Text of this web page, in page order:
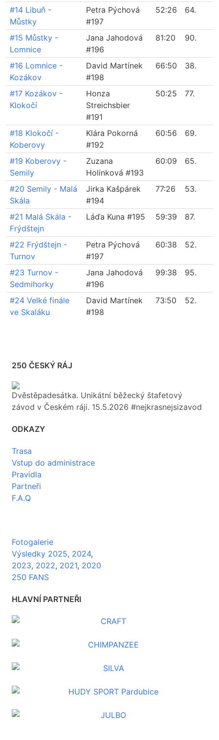
#14 Libuň -
Můstky
Petra Pýchová
#197
52:26 64.
#15 Můstky -
Lomnice
Jana Jahodová
#196
81:20 90.
#16 Lomnice -
Kozákov
David Martínek
#198
66:50 38.
#17 Kozákov -
Klokočí
Honza
Streichsbier
#191
50:25 77.
#18 Klokočí -
Koberovy
Klára Pokorná
#192
60:56 69.
#19 Koberovy -
Semily
Zuzana
Holinková #193
60:09 65.
#20 Semily - Malá
Skála
Jirka Kašpárek
#194
77:26 53.
#21 Malá Skála -
Frýdštejn
Láďa Kuna #195 59:39 87.
#22 Frýdštejn -
Turnov
Petra Pýchová
#197
60:38 52.
#23 Turnov -
Sedmihorky
Jana Jahodová
#196
99:38 95.
#24 Velké finále
ve Skaláku
David Martínek
#198
73:50 52.
250 ČESKÝ RÁJ
Dvěstěpadesátka. Unikátní běžecký štafetový
závod v Českém ráji. 15.5.2026 #nejkrasnejsizavod
ODKAZY
Trasa
Vstup do administrace
Pravidla
Partneři
F.A.Q
Fotogalerie
Výsledky 2025, 2024,
2023, 2022, 2021, 2020
250 FANS
HLAVNÍ PARTNEŘI